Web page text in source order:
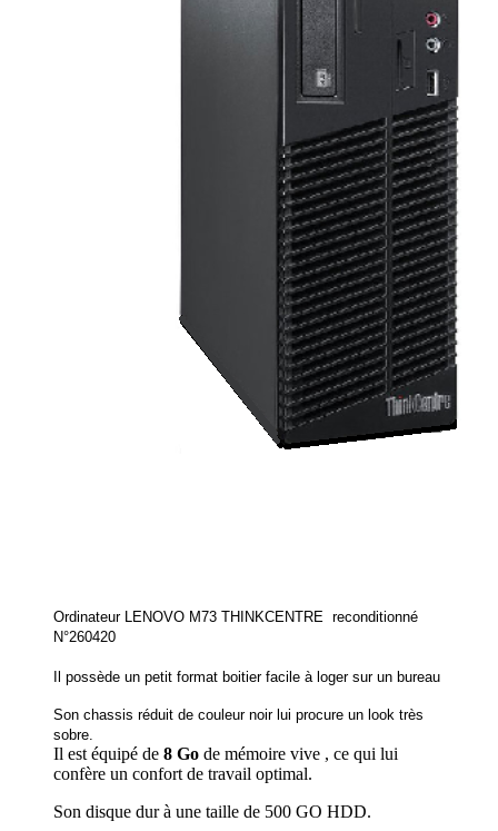
Ordinateur LENOVO M73 THINKCENTRE reconditionné
N°260420
Il possède un petit format boitier facile à loger sur un bureau
Son chassis réduit de couleur noir lui procure un look très
sobre.
Il est équipé de 8 Go de mémoire vive , ce qui lui
confère un confort de travail optimal.
Son disque dur à une taille de 500 GO HDD.